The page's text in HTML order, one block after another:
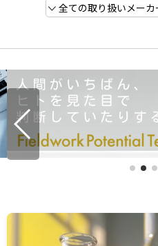
全ての取り扱いメーカ